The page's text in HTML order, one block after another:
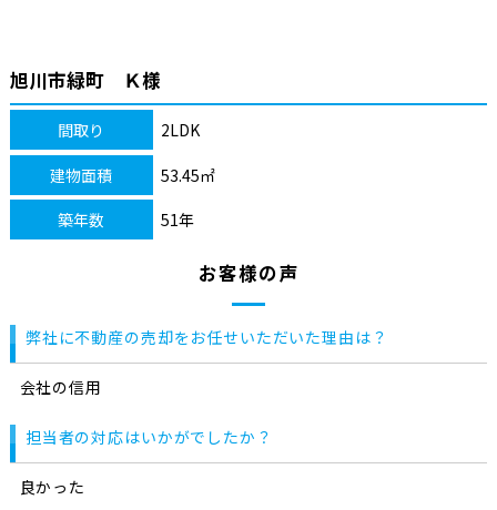
旭川市緑町 Ｋ様
間取り 2LDK
建物面積 53.45㎡
築年数 51年
お客様の声
弊社に不動産の売却をお任せいただいた理由は？
会社の信用
担当者の対応はいかがでしたか？
良かった